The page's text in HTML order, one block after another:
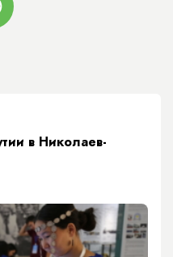
в Николаев-